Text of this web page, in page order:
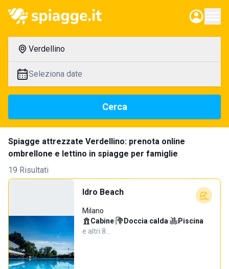
Verdellino
Seleziona date
Cerca
Spiagge attrezzate Verdellino: prenota online
ombrellone e lettino in spiagge per famiglie
19 Risultati
Idro Beach
Milano
Cabine· Doccia calda· Piscina·
e altri 8…